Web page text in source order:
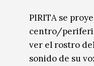
MúsicaMúsica
Sin categoríaSin
PIRITA se
centro/
ver el rostro
sonido de su